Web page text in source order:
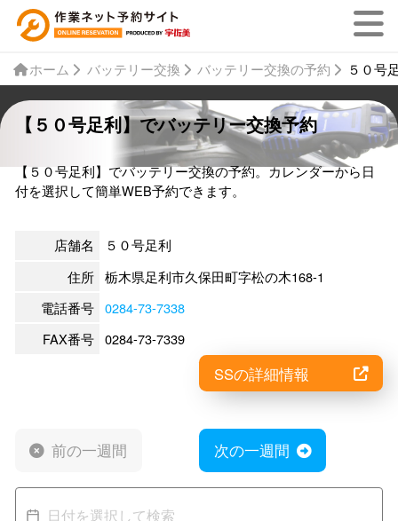
ホーム バッテリー交換 バッテリー交換の予約 ５０号
【５０号足利】でバッテリー交換予約
【５０号足利】でバッテリー交換の予約。カレンダーから日
付を選択して簡単WEB予約できます。
店舗名
５０号足利
住所 栃木県足利市久保田町字松の木168-1
電話番号 0284-73-7338
FAX番号 0284-73-7339
SSの詳細情報
前の一週間 次の一週間